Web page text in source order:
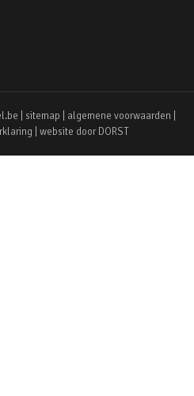
| sitemap algemene voorwaarden
| website door DORST